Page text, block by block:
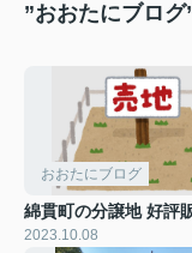
”おおたにブロ
おおたにブログ
綿貫町の分譲地 好評
2023.10.08